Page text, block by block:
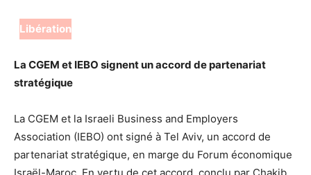
Libération
La CGEM et IEBO signent un accord de partenariat
stratégique
La CGEM et la Israeli Business and Employers
Association (IEBO) ont signé à Tel Aviv, un accord de
partenariat stratégique, en marge du Forum économique